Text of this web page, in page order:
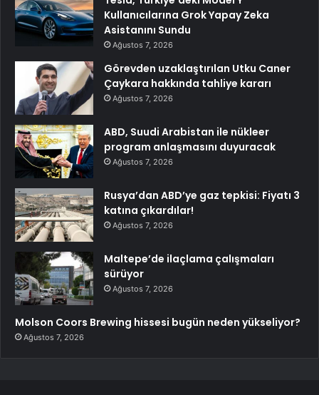
Kullanıcılarına Grok Yapay Zeka
Asistanını Sundu
Ağustos 7, 2026
Görevden uzaklaştırılan Utku Caner
Çaykara hakkında tahliye kararı
Ağustos 7, 2026
ABD, Suudi Arabistan ile nükleer
program anlaşmasını duyuracak
Ağustos 7, 2026
Rusya’dan ABD’ye gaz tepkisi: Fiyatı 3
katına çıkardılar!
Ağustos 7, 2026
Maltepe’de ilaçlama çalışmaları
sürüyor
Ağustos 7, 2026
Molson Coors Brewing hissesi bugün neden yükseliyor?
Ağustos 7, 2026